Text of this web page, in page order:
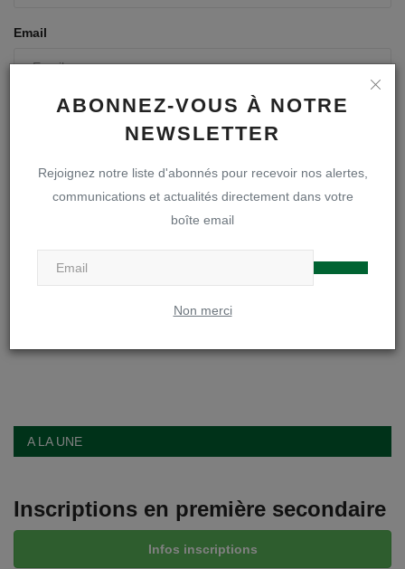
ABONNEZ-VOUS À NOTRE
NEWSLETTER
Rejoignez notre liste d'abonnés pour recevoir nos alertes,
communications et actualités directement dans votre
boîte email
Non merci
Email
Commentaire
A LA UNE
Inscriptions en première secondaire
Infos inscriptions